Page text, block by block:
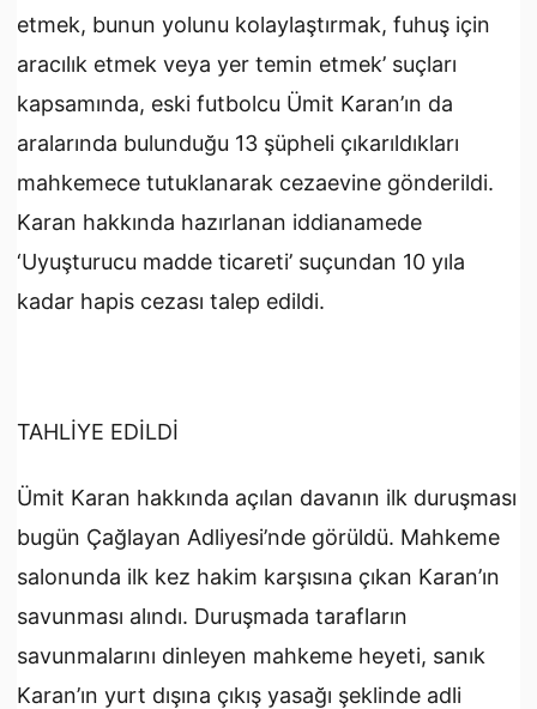
etmek, bunun yolunu kolaylaştırmak, fuhuş için
aracılık etmek veya yer temin etmek’ suçları
kapsamında, eski futbolcu Ümit Karan’ın da
aralarında bulunduğu 13 şüpheli çıkarıldıkları
mahkemece tutuklanarak cezaevine gönderildi.
Karan hakkında hazırlanan iddianamede
‘Uyuşturucu madde ticareti’ suçundan 10 yıla
kadar hapis cezası talep edildi.
TAHLİYE EDİLDİ
Ümit Karan hakkında açılan davanın ilk duruşması
bugün Çağlayan Adliyesi’nde görüldü. Mahkeme
salonunda ilk kez hakim karşısına çıkan Karan’ın
savunması alındı. Duruşmada tarafların
savunmalarını dinleyen mahkeme heyeti, sanık
Karan’ın yurt dışına çıkış yasağı şeklinde adli